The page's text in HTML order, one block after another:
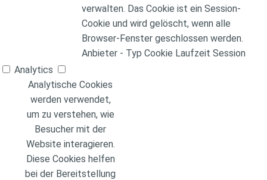
verwalten. Das Cookie ist ein Session-
Cookie und wird gelöscht, wenn alle
Browser-Fenster geschlossen werden.
Anbieter - Typ Cookie Laufzeit Session
Analytics
Analytische Cookies
werden verwendet,
um zu verstehen, wie
Besucher mit der
Website interagieren.
Diese Cookies helfen
bei der Bereitstellung